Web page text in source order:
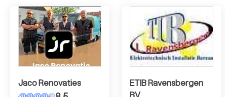
Jaco Renovaties
ETIB Ravensbergen